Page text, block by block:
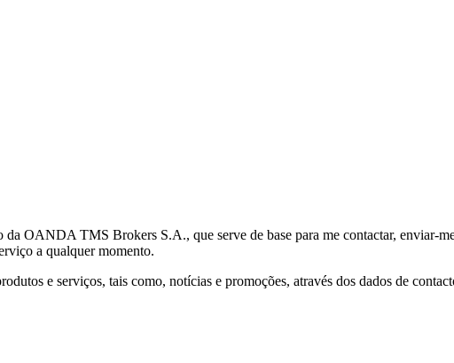
OANDA TMS Brokers S.A., que serve de base para me contactar, enviar-
a qualquer momento.
e serviços, tais como, notícias e promoções, através dos dados de